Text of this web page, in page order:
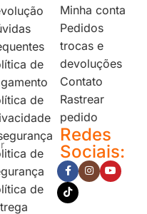
de
de
de
de
Minha conta
Pedidos
trocas e
devoluções
Contato
Rastrear
pedido
Redes
Sociais: